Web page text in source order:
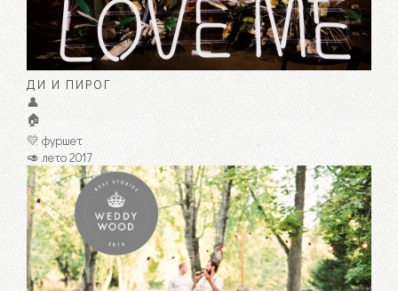
ДИ И ПИРОГ
👤
🏠
💛 фуршет
🥑 лето 2017